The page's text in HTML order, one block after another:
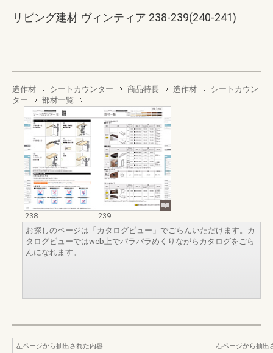
リビング建材 ヴィンティア 238-239(240-241)
造作材 シートカウンター 商品特長 造作材
シートカウン
ター
部材一覧
238
239
お探しのページは「カタログビュー」でごらんいただけます。カ
タログビューではweb上でパラパラめくりながらカタログをごら
んになれます。
左ページから抽出された内容
右ページから抽出